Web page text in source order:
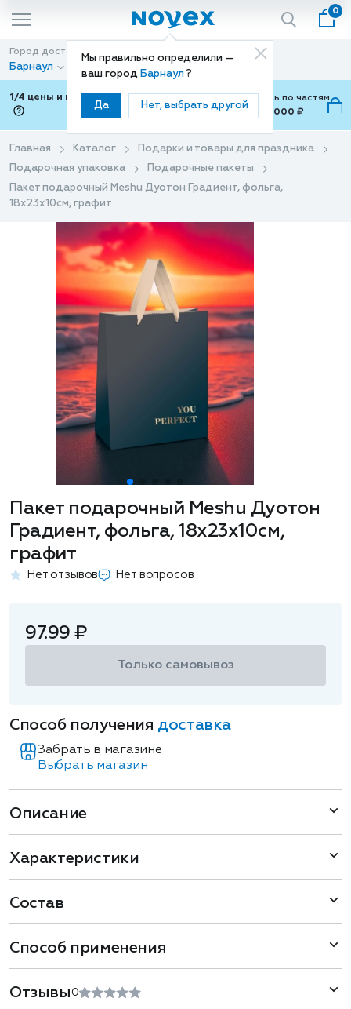
Мы правильно определили —
ваш город Барнаул ?
Да Нет, выбрать другой
0
Город доставки
Барнаул
Способ доставки
Доставка
1/4 цены и покупки ваши с Подели
Можно оплатить по частям
от 700 ₽ до 15,000 ₽
Главная Каталог
Подарки и товары для праздника
Подарочная упаковка
Подарочные пакеты
Пакет подарочный Meshu Дуотон Градиент, фольга,
18х23х10см, графит
Пакет подарочный Meshu Дуотон
Градиент, фольга, 18х23х10см,
графит
Нет отзывов Нет вопросов
97.99 ₽
Только самовывоз
Способ получения доставка
Забрать в магазине
Выбрать магазин
Описание
Характеристики
Состав
Способ применения
Отзывы 0